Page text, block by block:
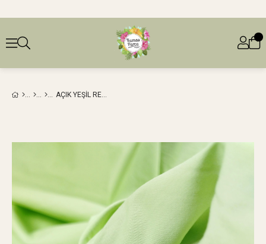
AÇIK YEŞIL RENKTE POPLIN BENZERI DOKUMAEN: 150 CM